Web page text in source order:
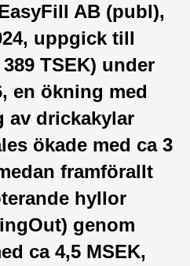
AB (publ),
uppgick till
TSEK) under
en ökning med
av drickakylar
ökade med ca 3
framförallt
hyllor
genom
ca 4,5 MSEK,